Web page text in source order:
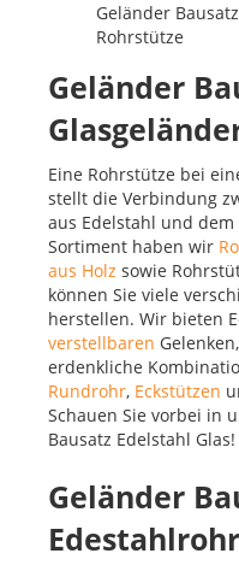
Geländer
Rohrstütze
Geländer
Eine Rohrstütze bei
stellt die Verbindung
aus Edelstahl und
Sortiment haben wir
aus Holz sowie
können Sie viele
herstellen. Wir bieten
verstellbaren
erdenkliche
Rundrohr, Eckstützen
Schauen Sie vorbei in
Bausatz Edelstahl Glas!
Geländer